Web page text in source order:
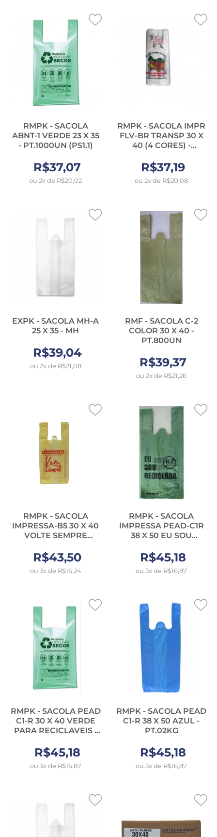
RMPK - SACOLA
ABNT-1 VERDE 23 X 35
- PT.1000UN (PS1.1)
R$37,07
ou 2x de R$20,02
RMPK - SACOLA IMPR
FLV-BR TRANSP 30 X
40 (4 CORES) -
R$37,19
ou 2x de R$20,08
EXPK - SACOLA MH-A
25 X 35 - MH
R$39,04
ou 2x de R$21,08
RMF - SACOLA C-2
COLOR 30 X 40 -
PT.800UN
R$39,37
ou 2x de R$21,26
RMPK - SACOLA
IMPRESSA-B5 30 X 40
VOLTE SEMPRE
R$43,50
ou 3x de R$16,24
RMPK - SACOLA
IMPRESSA PEAD-C1R
38 X 50 EU SOU
R$45,18
ou 3x de R$16,87
RMPK - SACOLA PEAD
C1-R 30 X 40 VERDE
PARA RECICLAVEIS -
R$45,18
ou 3x de R$16,87
RMPK - SACOLA PEAD
C1-R 38 X 50 AZUL -
PT.02KG
R$45,18
ou 3x de R$16,87